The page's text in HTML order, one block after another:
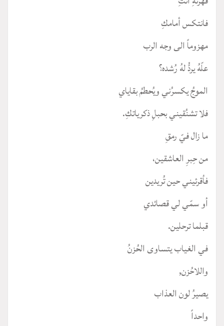
فانتكس أمامكِ
مهزوماً الى وجه الرب
علّهُ يردُّ لهُ رُشده؟
الموجُ يكسرُني ويُحطمُ بقاياي
فلا تشنُقيني بحبلِ ذكرياتكِ.
ما زال فيّ رمقِ
من حِبرِ العاشقين،
فأقرئيني حين تُريدين
أو سمّي لي قصائدي
قبلما ترحلين.
في الغياب يتساوى الحُزنُ
واللاحُزن,
يصيرُ لون العذاب
واحداً